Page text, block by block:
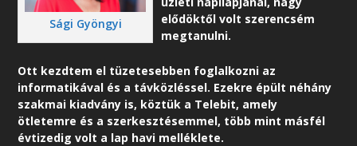
Sági Gyöngyi
elődöktől volt szerencsém
megtanulni.
Ott kezdtem el tüzetesebben foglalkozni az
informatikával és a távközléssel. Ezekre épült néhány
szakmai kiadvány is, köztük a Telebit, amely
ötletemre és a szerkesztésemmel, több mint másfél
évtizedig volt a lap havi melléklete.